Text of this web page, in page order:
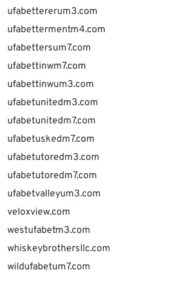
ufabettererum3.com
ufabettermentm4.com
ufabettersum7.com
ufabettinwm7.com
ufabettinwum3.com
ufabetunitedm3.com
ufabetunitedm7.com
ufabetuskedm7.com
ufabetutoredm3.com
ufabetutoredm7.com
ufabetvalleyum3.com
veloxview.com
westufabetm3.com
whiskeybrothersllc.com
wildufabetum7.com